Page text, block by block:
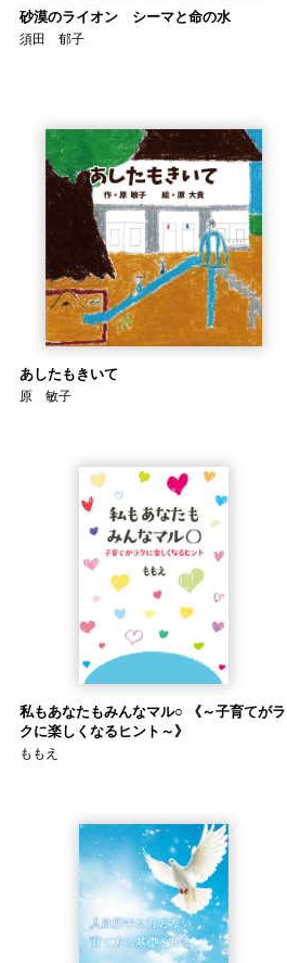
砂漠のライオン シーマと命の水
須田 郁子
あしたもきいて
原 敏子
私もあなたもみんなマル○ 《～子育てがラ
クに楽しくなるヒント～》
ももえ